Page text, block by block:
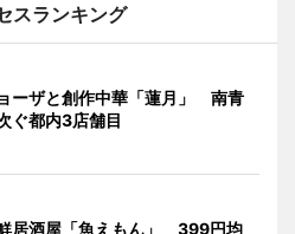
スランキング
ーザと創作中華「蓮月」 南青
ぐ都内3店舗目
居酒屋「魚えもん」 399円均